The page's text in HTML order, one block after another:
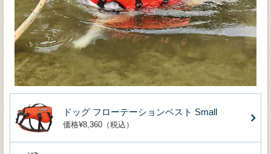
ドッグ フローテーションベスト Small
価格¥8,360（税込）